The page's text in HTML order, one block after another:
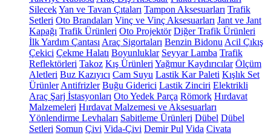
SilecekYan ve Tavan Çıtaları Tampon Aksesuarları Trafik
Setleri Oto Brandaları Vinç ve Vinç Aksesuarları Jant ve Jant
Kapağı Trafik Ürünleri Oto Projektör Diğer Trafik Ürünleri
İlk Yardım Çantası Araç Sigortaları Benzin Bidonu Acil Çıkış
Çekici Çekme Halatı Boyunluklar Seyyar Lamba Trafik
Reflektörleri Takoz Kış Ürünleri Yağmur Kaydırıcılar Ölçüm
Aletleri Buz Kazıyıcı Cam Suyu Lastik Kar Paleti Kışlık Set
Ürünler Antifrizler Buğu Giderici Lastik Zinciri Elektrikli
Araç Şarj İstasyonları Oto Yedek Parça Römork Hırdavat
Malzemeleri Hırdavat Malzemesi ve Aksesuarları
Yönlendirme Levhaları Sabitleme Ürünleri Dübel Dübel
Setleri Somun Çivi Vida-Çivi Demir Pul Vida Civata